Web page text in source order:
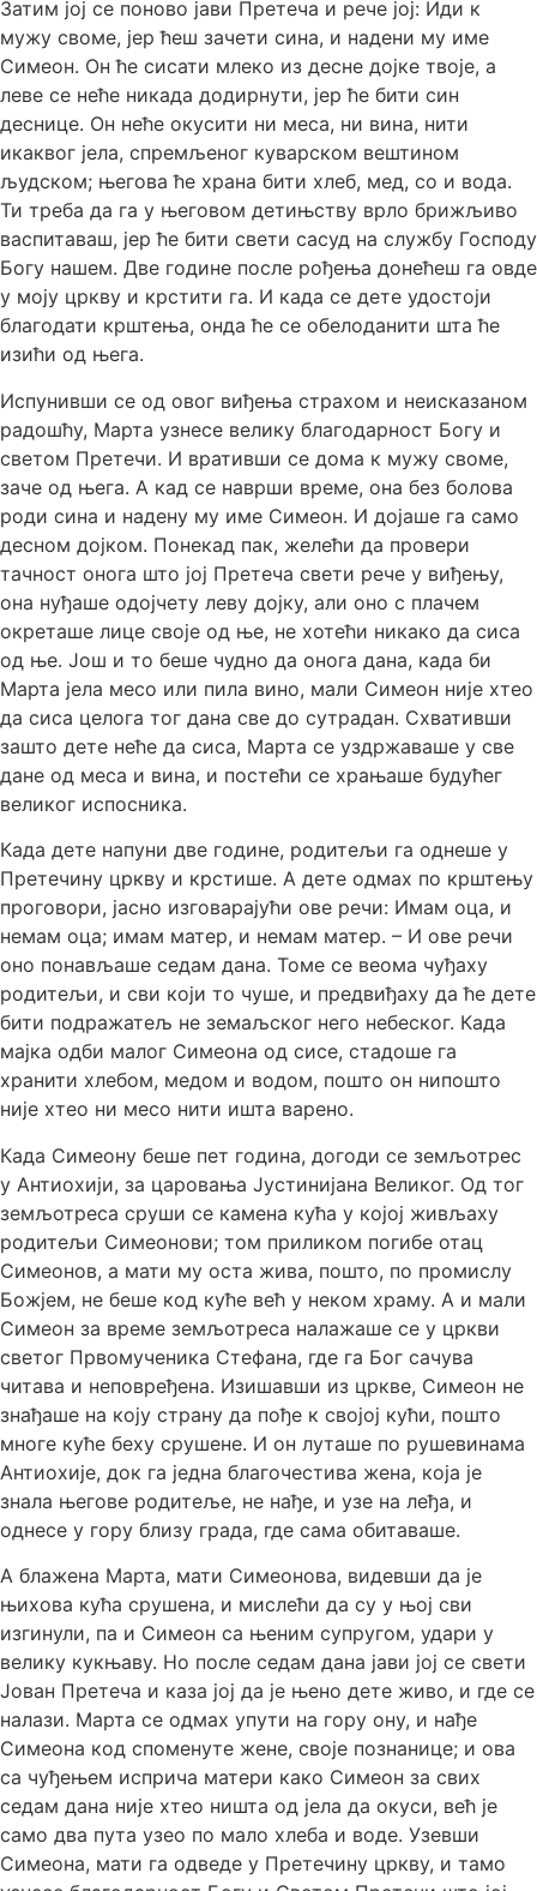
Затим јој се поново јави Претеча и рече јој: Иди к
мужу своме, јер ћеш зачети сина, и надени му име
Симеон. Он ће сисати млеко из десне дојке твоје, а
леве се неће никада додирнути, јер ће бити син
деснице. Он неће окусити ни меса, ни вина, нити
икаквог јела, спремљеног куварском вештином
људском; његова ће храна бити хлеб, мед, со и вода.
Ти треба да га у његовом детињству врло брижљиво
васпитаваш, јер ће бити свети сасуд на службу Господу
Богу нашем. Две године после рођења донећеш га овде
у моју цркву и крстити га. И када се дете удостоји
благодати крштења, онда ће се обелоданити шта ће
изићи од њега.
Испунивши се од овог виђења страхом и неисказаном
радошћу, Марта узнесе велику благодарност Богу и
светом Претечи. И вративши се дома к мужу своме,
заче од њега. А кад се наврши време, она без болова
роди сина и надену му име Симеон. И дојаше га само
десном дојком. Понекад пак, желећи да провери
тачност онога што јој Претеча свети рече у виђењу,
она нуђаше одојчету леву дојку, али оно с плачем
окреташе лице своје од ње, не хотећи никако да сиса
од ње. Још и то беше чудно да онога дана, када би
Марта јела месо или пила вино, мали Симеон није хтео
да сиса целога тог дана све до сутрадан. Схвативши
зашто дете неће да сиса, Марта се уздржаваше у све
дане од меса и вина, и постећи се храњаше будућег
великог испосника.
Када дете напуни две године, родитељи га однеше у
Претечину цркву и крстише. А дете одмах по крштењу
проговори, јасно изговарајући ове речи: Имам оца, и
немам оца; имам матер, и немам матер. – И ове речи
оно понављаше седам дана. Томе се веома чуђаху
родитељи, и сви који то чуше, и предвиђаху да ће дете
бити подражатељ не земаљског него небеског. Када
мајка одби малог Симеона од сисе, стадоше га
хранити хлебом, медом и водом, пошто он нипошто
није хтео ни месо нити ишта варено.
Када Симеону беше пет година, догоди се земљотрес
у Антиохији, за царовања Јустинијана Великог. Од тог
земљотреса сруши се камена кућа у којој живљаху
родитељи Симеонови; том приликом погибе отац
Симеонов, а мати му оста жива, пошто, по промислу
Божјем, не беше код куће већ у неком храму. А и мали
Симеон за време земљотреса налажаше се у цркви
светог Првомученика Стефана, где га Бог сачува
читава и неповређена. Изишавши из цркве, Симеон не
знађаше на коју страну да пође к својој кући, пошто
многе куће беху срушене. И он луташе по рушевинама
Антиохије, док га једна благочестива жена, која је
знала његове родитеље, не нађе, и узе на леђа, и
однесе у гору близу града, где сама обитаваше.
А блажена Марта, мати Симеонова, видевши да је
њихова кућа срушена, и мислећи да су у њој сви
изгинули, па и Симеон са њеним супругом, удари у
велику кукњаву. Но после седам дана јави јој се свети
Јован Претеча и каза јој да је њено дете живо, и где се
налази. Марта се одмах упути на гору ону, и нађе
Симеона код споменуте жене, своје познанице; и ова
са чуђењем исприча матери како Симеон за свих
седам дана није хтео ништа од јела да окуси, већ је
само два пута узео по мало хлеба и воде. Узевши
Симеона, мати га одведе у Претечину цркву, и тамо